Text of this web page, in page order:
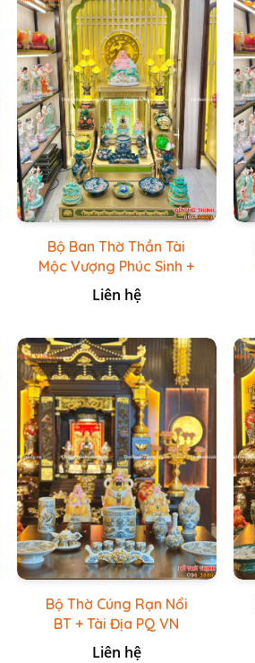
Bộ Ban Thờ Thần Tài
Mộc Vượng Phúc Sinh +
Đồ Sứ Lục Nổi Bát
Tràng
Liên hệ
Bộ Thờ Cúng Rạn Nổi
BT + Tài Địa PQ VN
Vàng Caro
Liên hệ